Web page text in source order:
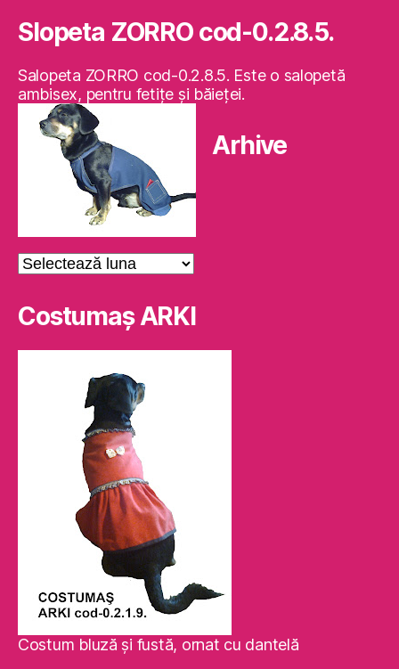
Slopeta ZORRO cod-0.2.8.5.
Salopeta ZORRO cod-0.2.8.5. Este o salopetă
ambisex, pentru fetiţe şi băieţei.
Arhive
Arhive
Costumaş ARKI
Costum bluză şi fustă, ornat cu dantelă